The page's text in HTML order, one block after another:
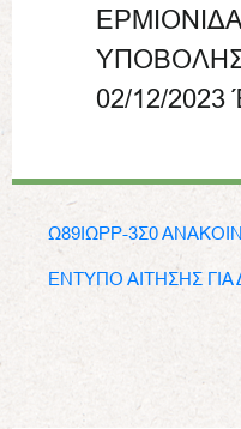
02/12/2023
Ω89ΙΩΡΡ-3Σ0
ΕΝΤΥΠΟ ΑΙΤΗΣΗΣ